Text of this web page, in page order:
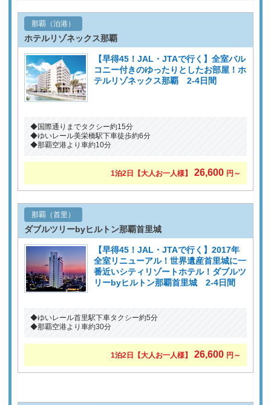
那覇（泊港）
ホテルリゾネックス那覇
【早得45！JAL・JTAで行く】全室バル
コニー付きのゆったりとしたお部屋！ホ
テルリゾネックス那覇 2-4日間
◆国際通りまでタクシー約15分
◆ゆいレール美栄橋駅下車徒歩約6分
◆那覇空港より車約10分
1泊2日 【大人お一人様】 26,600 円～
那覇（首里）
ダブルツリーbyヒルトン那覇首里城
【早得45！JAL・JTAで行く】2017年
全室リニューアル！世界遺産首里城に一
番近いシティリゾートホテル！ダブルツ
リーbyヒルトン那覇首里城 2-4日間
◆ゆいレール首里駅下車タクシー約5分
◆那覇空港より車約30分
1泊2日 【大人お一人様】 26,600 円～